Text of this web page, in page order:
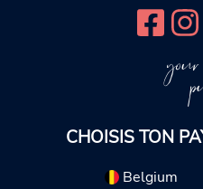
CHOISIS TON
Belgium